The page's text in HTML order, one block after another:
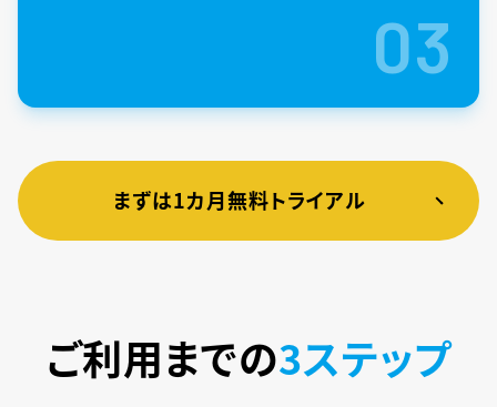
03
まずは1カ月無料トライアル
ご利用までの3ステップ